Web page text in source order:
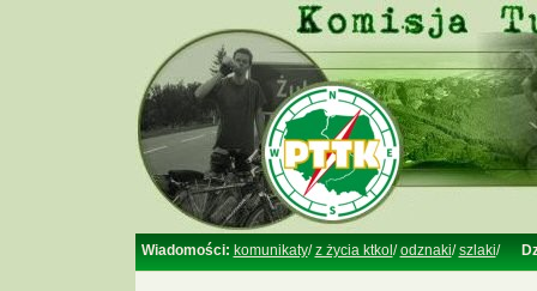
Wiadomości: komunikaty/z życia ktkol /odznaki/szlaki/